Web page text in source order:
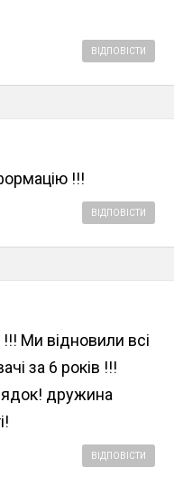
ВІДПОВІСТИ
!!!
ВІДПОВІСТИ
Ми відновили всі
за 6 років !!!
дружина
ВІДПОВІСТИ